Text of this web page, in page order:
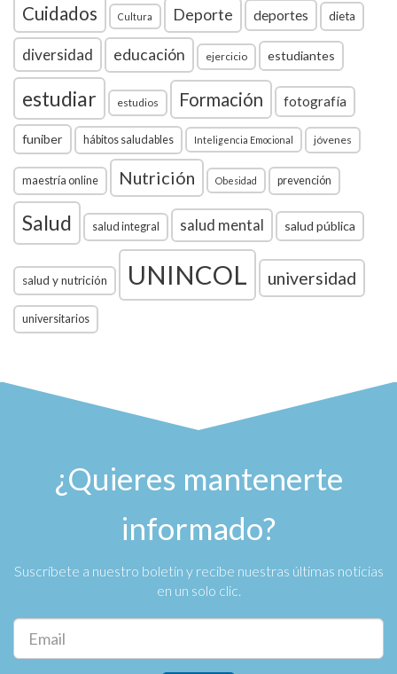
Cuidados Cultura Deporte deportes dieta
diversidad educación ejercicio estudiantes
estudiar estudios Formación fotografía
funiber hábitos saludables Inteligencia Emocional jóvenes
maestría online Nutrición Obesidad prevención
Salud salud integral salud mental salud pública
salud y nutrición UNINCOL universidad
universitarios
¿Quieres mantenerte
informado?
Suscríbete a nuestro boletín y recibe nuestras últimas noticias
en un solo clic.